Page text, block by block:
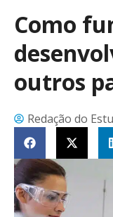
Como
outros
Redação do